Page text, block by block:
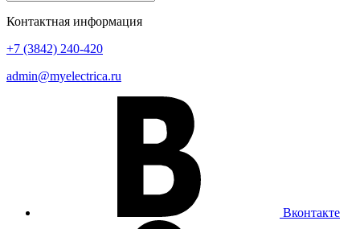
Контактная информация
+7 (3842) 240-420
admin@myelectrica.ru
Вконтакте